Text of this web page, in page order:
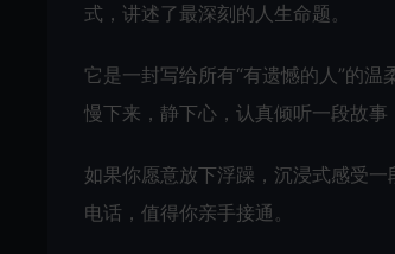
式，讲述了最深刻的人生命题。
它是一封写给所有“有遗憾的人”的
慢下来，静下心，认真倾听一段故事
如果你愿意放下浮躁，沉浸式感受
电话，值得你亲手接通。